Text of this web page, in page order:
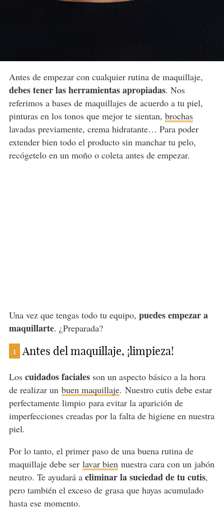
Antes de empezar con cualquier rutina de maquillaje,
debes tener las herramientas apropiadas. Nos
referimos a bases de maquillajes de acuerdo a tu piel,
pinturas en los tonos que mejor te sientan, brochas
lavadas previamente, crema hidratante… Para poder
extender bien todo el producto sin manchar tu pelo,
recógetelo en un moño o coleta antes de empezar.
Una vez que tengas todo tu equipo, puedes empezar a
maquillarte. ¿Preparada?
1 Antes del maquillaje, ¡limpieza!
Los cuidados facialesson un aspecto básico a la hora
de realizar un buen maquillaje. Nuestro cutis debe estar
perfectamente limpio para evitar la aparición de
imperfecciones creadas por la falta de higiene en nuestra
piel.
Por lo tanto, el primer paso de una buena rutina de
maquillaje debe ser lavar biennuestra cara con un jabón
neutro. Te ayudará aeliminar la suciedad de tu cutis,
pero también el exceso de grasa que hayas acumulado
hasta ese momento.